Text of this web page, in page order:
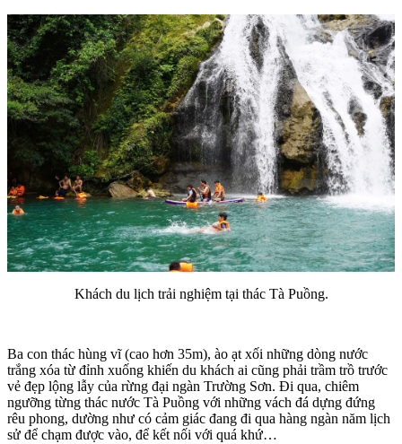
Khách du lịch trải nghiệm tại thác Tà Puồng.
Ba con thác hùng vĩ (cao hơn 35m), ào ạt xối những dòng nước
trắng xóa từ đỉnh xuống khiến du khách ai cũng phải trầm trồ trước
vẻ đẹp lộng lẫy của rừng đại ngàn Trường Sơn. Đi qua, chiêm
ngưỡng từng thác nước Tà Puồng với những vách đá dựng đứng
rêu phong, dường như có cảm giác đang đi qua hàng ngàn năm lịch
sử để chạm được vào, để kết nối với quá khứ…